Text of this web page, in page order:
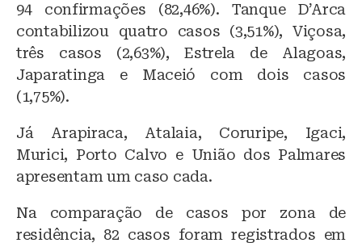
94 confirmações (82,46%). Tanque D’Arca
contabilizou quatro casos (3,51%), Viçosa,
três casos (2,63%), Estrela de Alagoas,
Japaratinga e Maceió com dois casos
(1,75%).
Já Arapiraca, Atalaia, Coruripe, Igaci,
Murici, Porto Calvo e União dos Palmares
apresentam um caso cada.
Na comparação de casos por zona de
residência, 82 casos foram registrados em